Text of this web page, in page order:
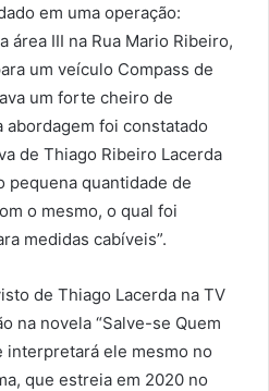
em uma operação:
área III na Rua Mario Ribeiro,
um veículo Compass de
um forte cheiro de
foi constatado
de Thiago Ribeiro Lacerda
pequena quantidade de
o mesmo, o qual foi
medidas cabíveis”.
de Thiago Lacerda na TV
na novela “Salve-se Quem
interpretará ele mesmo no
que estreia em 2020 no